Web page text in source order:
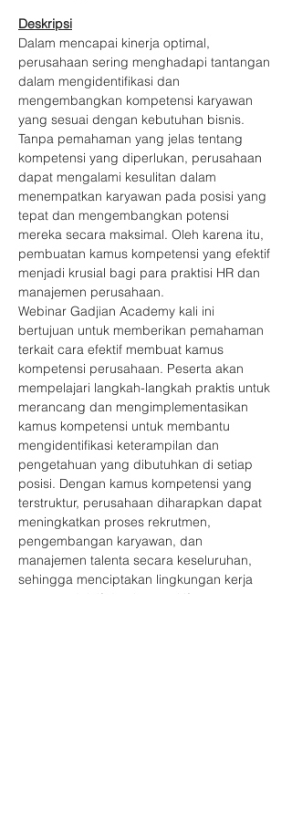
Deskripsi
Dalam mencapai kinerja optimal,
perusahaan sering menghadapi tantangan
dalam mengidentifikasi dan
mengembangkan kompetensi karyawan
yang sesuai dengan kebutuhan bisnis.
Tanpa pemahaman yang jelas tentang
kompetensi yang diperlukan, perusahaan
dapat mengalami kesulitan dalam
menempatkan karyawan pada posisi yang
tepat dan mengembangkan potensi
mereka secara maksimal. Oleh karena itu,
pembuatan kamus kompetensi yang efektif
menjadi krusial bagi para praktisi HR dan
manajemen perusahaan.
Webinar Gadjian Academy kali ini
bertujuan untuk memberikan pemahaman
terkait cara efektif membuat kamus
kompetensi perusahaan. Peserta akan
mempelajari langkah-langkah praktis untuk
merancang dan mengimplementasikan
kamus kompetensi untuk membantu
mengidentifikasi keterampilan dan
pengetahuan yang dibutuhkan di setiap
posisi. Dengan kamus kompetensi yang
terstruktur, perusahaan diharapkan dapat
meningkatkan proses rekrutmen,
pengembangan karyawan, dan
manajemen talenta secara keseluruhan,
sehingga menciptakan lingkungan kerja
yang produktif dan kompetitif.